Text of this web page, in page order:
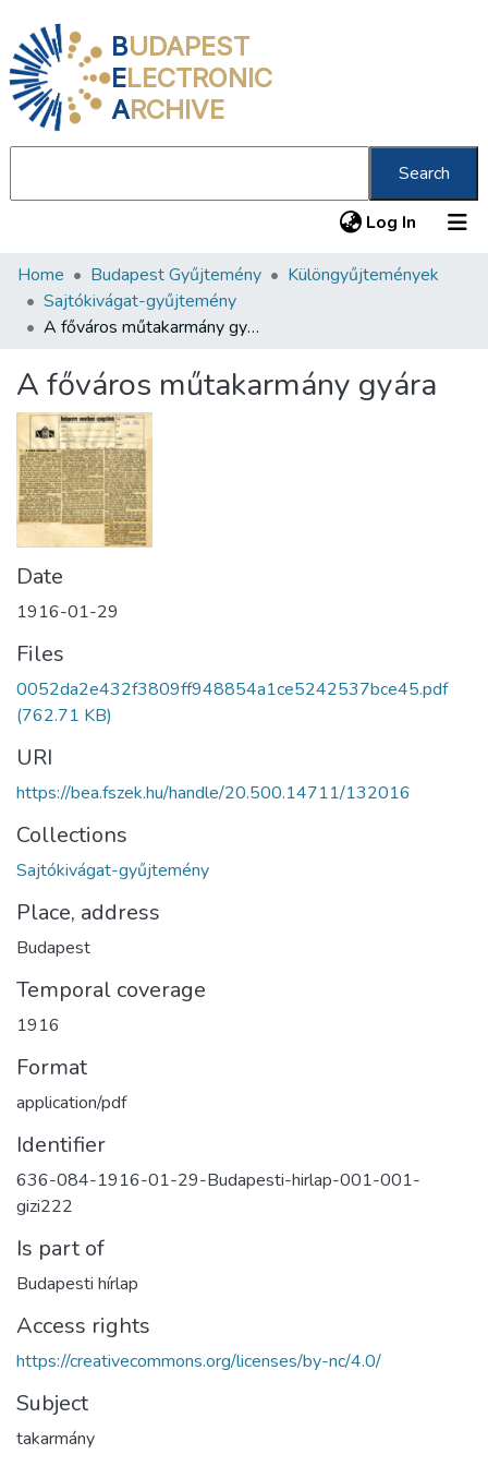
BUDAPEST
ELECTRONIC
ARCHIVE
Search
Log In (current)
Communities & Collections
All of DSpace
About us
Home Budapest Gyűjtemény
Különgyűjtemények
Sajtókivágat-gyűjtemény
A főváros műtakarmány gyára
A főváros műtakarmány gyára
Date
1916-01-29
Files
0052da2e432f3809ff948854a1ce5242537bce45.pdf
(762.71 KB)
URI
https://bea.fszek.hu/handle/20.500.14711/132016
Collections
Sajtókivágat-gyűjtemény
Place, address
Budapest
Temporal coverage
1916
Format
application/pdf
Identifier
636-084-1916-01-29-Budapesti-hirlap-001-001-
gizi222
Is part of
Budapesti hírlap
Access rights
https://creativecommons.org/licenses/by-nc/4.0/
Subject
takarmány